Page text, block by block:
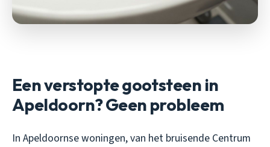
Een verstopte gootsteen in
Apeldoorn? Geen probleem
In Apeldoornse woningen, van het bruisende Centrum